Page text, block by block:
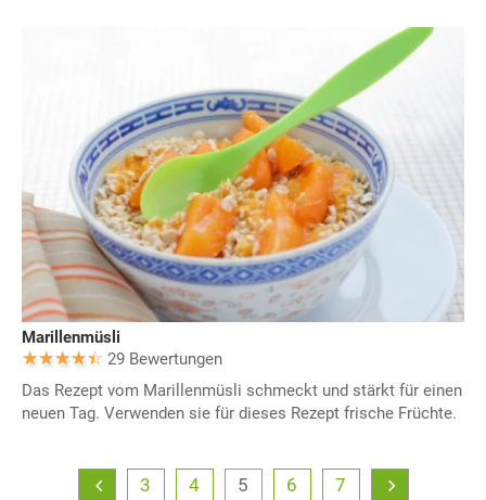
Marillenmüsli
29 Bewertungen
Das Rezept vom Marillenmüsli schmeckt und stärkt für einen
neuen Tag. Verwenden sie für dieses Rezept frische Früchte.
3 4 5 6 7